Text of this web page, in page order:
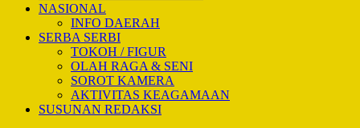
NASIONAL
INFO DAERAH
SERBA SERBI
TOKOH / FIGUR
OLAH RAGA & SENI
SOROT KAMERA
AKTIVITAS KEAGAMAAN
SUSUNAN REDAKSI